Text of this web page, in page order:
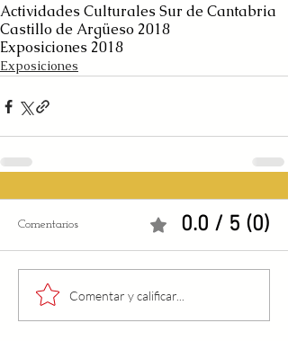
Actividades Culturales Sur de Cantabria
Castillo de Argüeso 2018
Exposiciones 2018
Exposiciones
Comentarios 0.0 / 5 (0)
Comentar y calificar...